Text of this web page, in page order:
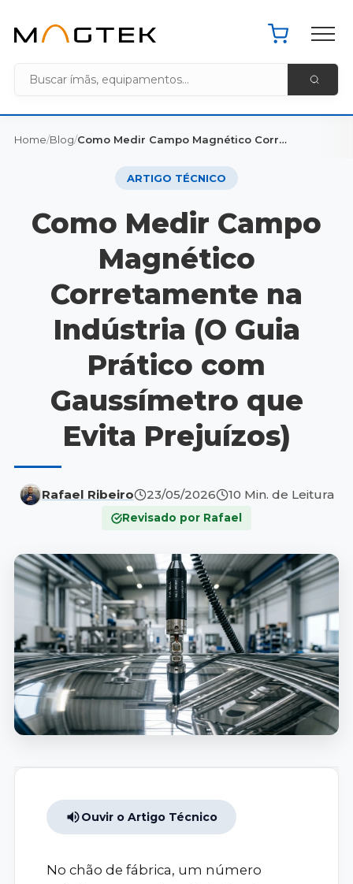
Pacote de
Home/Blog/ Como Medir Campo Magnético Corretamente na Indústria (O Guia Prático com Gaussímetro que Evita Prejuízos)
ARTIGO TÉCNICO
Como Medir Campo
Magnético
Corretamente na
Indústria (O Guia
Prático com
Gaussímetro que
Evita Prejuízos)
Rafael Ribeiro 23/05/2026 10 Min. de Leitura
Revisado por Rafael
Ouvir o Artigo Técnico
No chão de fábrica, um número